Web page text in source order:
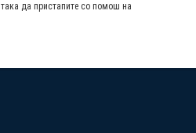
да пристапите со помош на